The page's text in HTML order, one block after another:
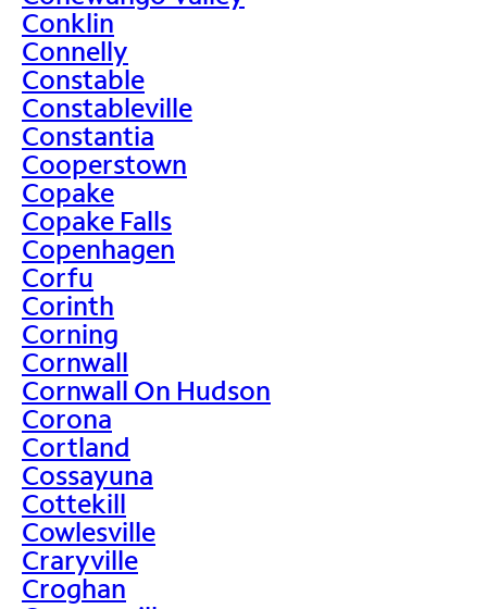
Conklin
Connelly
Constable
Constableville
Constantia
Cooperstown
Copake
Copake Falls
Copenhagen
Corfu
Corinth
Corning
Cornwall
Cornwall On Hudson
Corona
Cortland
Cossayuna
Cottekill
Cowlesville
Craryville
Croghan